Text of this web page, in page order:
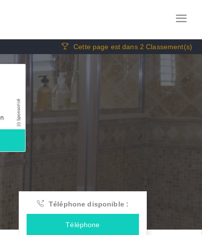
Cette page est dans 2 Classement(s)
Téléphone disponible :
Téléphone